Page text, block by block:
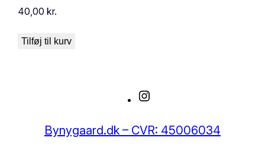
40,00kr.
Tilføj til kurv
Bynygaard.dk – CVR: 45006034